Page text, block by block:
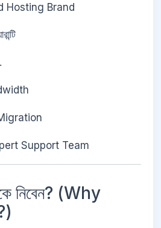
Hosting Brand
Support Team
নিবেন? (Why